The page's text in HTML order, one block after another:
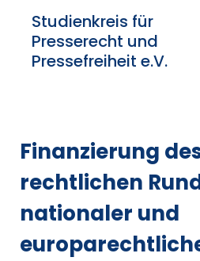
Studienkreis für
Presserecht und
Pressefreiheit e.V.
Finanzierung
rechtlichen
nationaler und